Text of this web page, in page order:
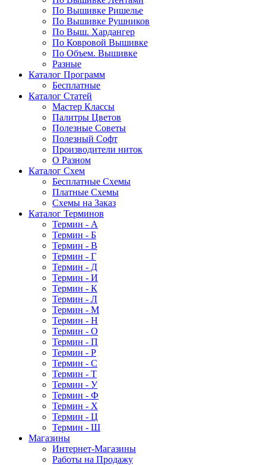
По Вышивке Ришелье
По Вышивке Рушников
По Выш. Хардангер
По Ковровой Вышивке
По Объем. Вышивке
Разные
Каталог Программ
Бесплатные
Каталог Статей
Мастер Классы
Палитры Цветов
Полезные Советы
Полезный Софт
Производители ниток
О Разном
Каталог Схем
Бесплатные Схемы
Платные Схемы
Схемы на Заказ
Каталог Терминов
Термин - А
Термин - Б
Термин - В
Термин - Г
Термин - Д
Термин - И
Термин - К
Термин - Л
Термин - М
Термин - Н
Термин - О
Термин - П
Термин - Р
Термин - С
Термин - Т
Термин - У
Термин - Ф
Термин - Х
Термин - Ц
Термин - Ш
Магазины
Интернет-Магазины
Работы на Продажу